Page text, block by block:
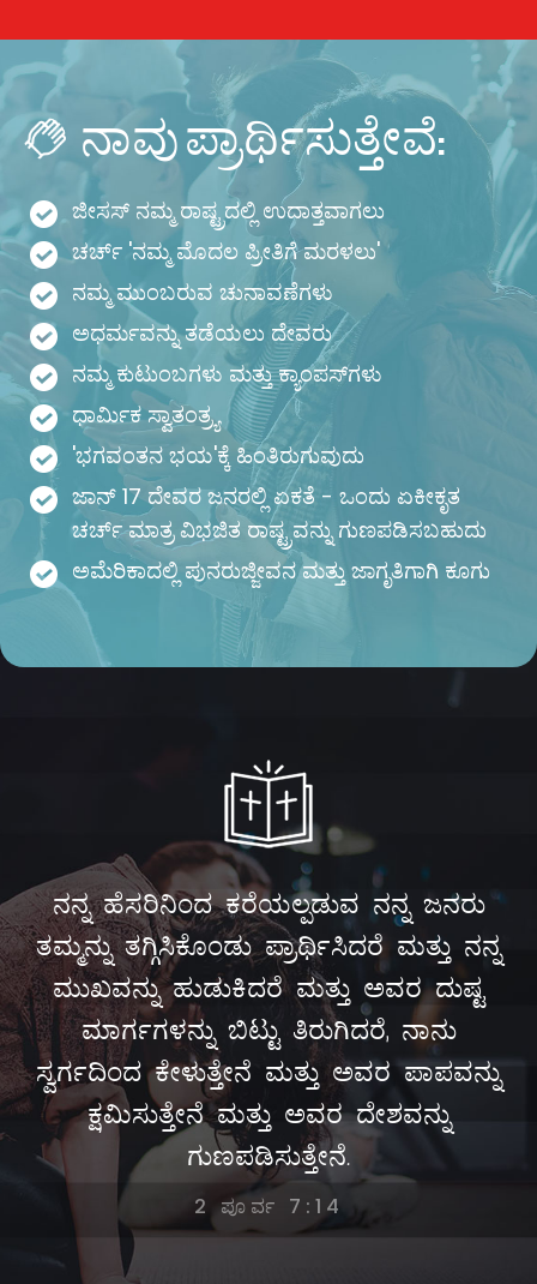
ನಾವು ಪ್ರಾರ್ಥಿಸುತ್ತೇವೆ:
ಜೀಸಸ್ ನಮ್ಮ ರಾಷ್ಟ್ರದಲ್ಲಿ ಉದಾತ್ತವಾಗಲು
ಚರ್ಚ್ 'ನಮ್ಮ ಮೊದಲ ಪ್ರೀತಿಗೆ ಮರಳಲು'
ನಮ್ಮ ಮುಂಬರುವ ಚುನಾವಣೆಗಳು
ಅಧರ್ಮವನ್ನು ತಡೆಯಲು ದೇವರು
ನಮ್ಮ ಕುಟುಂಬಗಳು ಮತ್ತು ಕ್ಯಾಂಪಸ್‌ಗಳು
ಧಾರ್ಮಿಕ ಸ್ವಾತಂತ್ರ್ಯ
'ಭಗವಂತನ ಭಯ'ಕ್ಕೆ ಹಿಂತಿರುಗುವುದು
ಜಾನ್ 17 ದೇವರ ಜನರಲ್ಲಿ ಏಕತೆ - ಒಂದು ಏಕೀಕೃತ
ಚರ್ಚ್ ಮಾತ್ರ ವಿಭಜಿತ ರಾಷ್ಟ್ರವನ್ನು ಗುಣಪಡಿಸಬಹುದು
ಅಮೆರಿಕಾದಲ್ಲಿ ಪುನರುಜ್ಜೀವನ ಮತ್ತು ಜಾಗೃತಿಗಾಗಿ ಕೂಗು
ನನ್ನ ಹೆಸರಿನಿಂದ ಕರೆಯಲ್ಪಡುವ ನನ್ನ ಜನರು
ತಮ್ಮನ್ನು ತಗ್ಗಿಸಿಕೊಂಡು ಪ್ರಾರ್ಥಿಸಿದರೆ ಮತ್ತು ನನ್ನ
ಮುಖವನ್ನು ಹುಡುಕಿದರೆ ಮತ್ತು ಅವರ ದುಷ್ಟ
ಮಾರ್ಗಗಳನ್ನು ಬಿಟ್ಟು ತಿರುಗಿದರೆ, ನಾನು
ಸ್ವರ್ಗದಿಂದ ಕೇಳುತ್ತೇನೆ ಮತ್ತು ಅವರ ಪಾಪವನ್ನು
ಕ್ಷಮಿಸುತ್ತೇನೆ ಮತ್ತು ಅವರ ದೇಶವನ್ನು
ಗುಣಪಡಿಸುತ್ತೇನೆ.
2 ಪೂರ್ವ 7:14